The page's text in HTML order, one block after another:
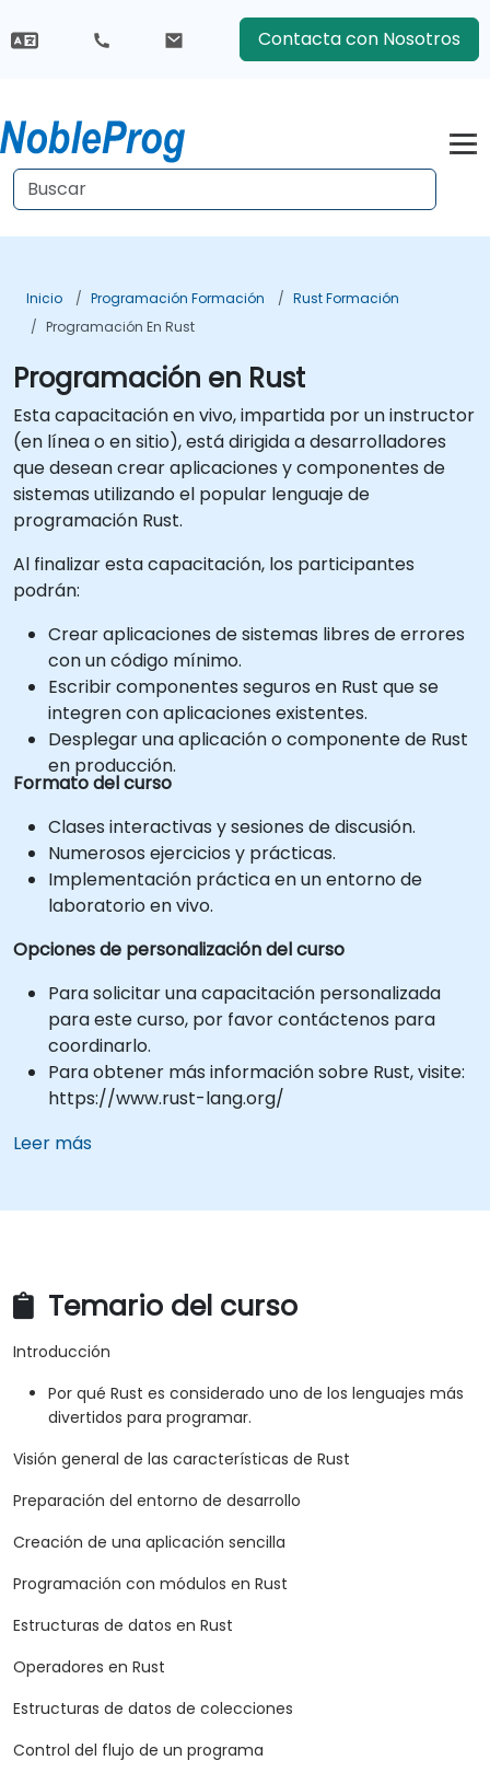
Contacta con Nosotros
Inicio Programación Formación
Rust Formación
Programación En Rust
Programación en Rust
Esta capacitación en vivo, impartida por un instructor
(en línea o en sitio), está dirigida a desarrolladores
que desean crear aplicaciones y componentes de
sistemas utilizando el popular lenguaje de
programación Rust.
Al finalizar esta capacitación, los participantes
podrán:
Crear aplicaciones de sistemas libres de errores
con un código mínimo.
Escribir componentes seguros en Rust que se
integren con aplicaciones existentes.
Desplegar una aplicación o componente de Rust
en producción.
Formato del curso
Clases interactivas y sesiones de discusión.
Numerosos ejercicios y prácticas.
Implementación práctica en un entorno de
laboratorio en vivo.
Opciones de personalización del curso
Para solicitar una capacitación personalizada
para este curso, por favor contáctenos para
coordinarlo.
Para obtener más información sobre Rust, visite:
https://www.rust-lang.org/
Leer más
Temario del curso
Introducción
Por qué Rust es considerado uno de los lenguajes más
divertidos para programar.
Visión general de las características de Rust
Preparación del entorno de desarrollo
Creación de una aplicación sencilla
Programación con módulos en Rust
Estructuras de datos en Rust
Operadores en Rust
Estructuras de datos de colecciones
Control del flujo de un programa